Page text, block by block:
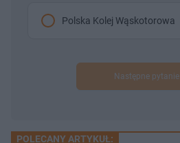
Polska Kolej Wąskotorowa
Następne pytanie
POLECANY ARTYKUŁ: